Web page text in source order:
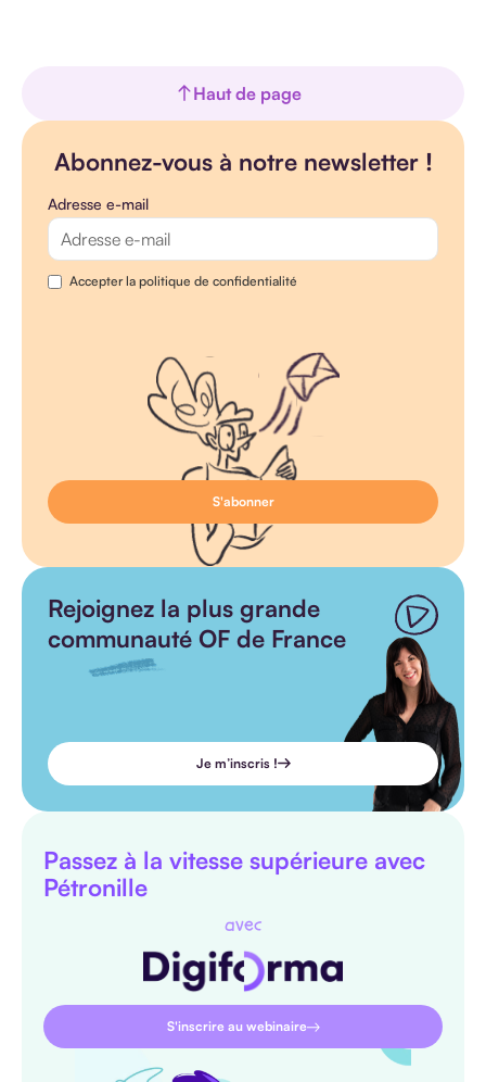
Haut de page
Abonnez-vous à notre newsletter !
Adresse e-mail
Accepter la politique de confidentialité
Rejoignez la plus grande
communauté OF de France
Je m’inscris !
Passez à la vitesse supérieure avec
Pétronille
avec
S'inscrire au webinaire